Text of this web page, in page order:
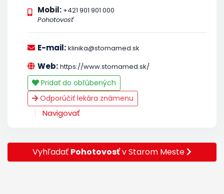
Mobil: +421 901 901 000
Pohotovosť
E-mail: klinika@stomamed.sk
Web: https://www.stomamed.sk/
Pridať do obľúbených
Odporúčiť lekára známenu
Navigovať
Vyhľadať Pohotovosťv Starom Meste